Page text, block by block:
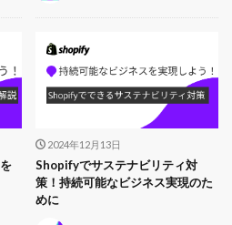
2024年12月13日
Shopifyでサステナビリティ対
策！持続可能なビジネス実現のた
めに